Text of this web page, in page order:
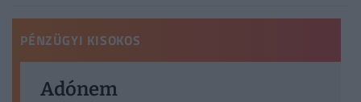
PÉNZÜGYI KISOKOS
Adónem